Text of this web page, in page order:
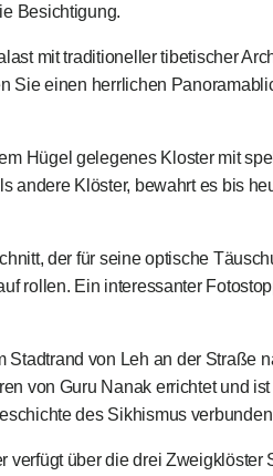
Besichtigung.
mit traditioneller tibetischer
Sie einen herrlichen
Hügel gelegenes Kloster mit
andere Klöster, bewahrt es bis
der für seine optische
rollen. Ein interessanter
Stadtrand von Leh an der Straße
von Guru Nanak errichtet und
des Sikhismus
verfügt über die drei Zweigklöster